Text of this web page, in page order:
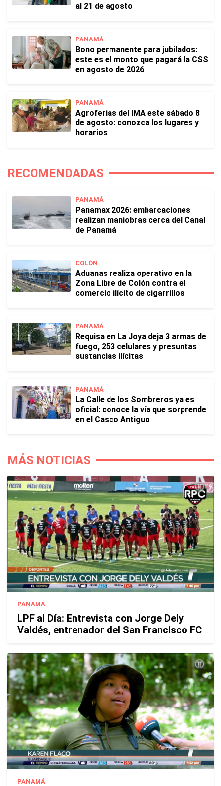
al 21 de agosto
PANAMÁ
Bono permanente para jubilados:
este es el monto que pagará la CSS
en agosto de 2026
PANAMÁ
Agroferias del IMA este sábado 8
de agosto: conozca los lugares y
horarios
RECOMENDADAS
PANAMÁ
Panamax 2026: embarcaciones
realizan maniobras cerca del Canal
de Panamá
COLÓN
Aduanas realiza operativo en la
Zona Libre de Colón contra el
comercio ilícito de cigarrillos
PANAMÁ
Requisa en La Joya deja 3 armas de
fuego, 253 celulares y presuntas
sustancias ilícitas
PANAMÁ
La Calle de los Sombreros ya es
oficial: conoce la vía que sorprende
en el Casco Antiguo
MÁS NOTICIAS
PANAMÁ
LPF al Día: Entrevista con Jorge Dely
Valdés, entrenador del San Francisco FC
PANAMÁ